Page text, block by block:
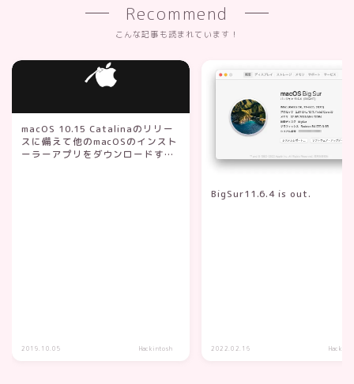
Recommend
こんな記事も読まれています！
macOS 10.15 Catalinaのリリー
スに備えて他のmacOSのインスト
ーラーアプリをダウンロードす
2019.10.05 Hackintosh
BigSur11.6.4 is out.
2022.02.16